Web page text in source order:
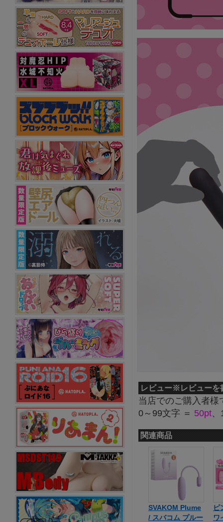
レビュー※レビューを
当店でのご購入者
0～99文字 ＝ 50pt
関連商品
SVAKOM Plume
/ スバコム プルー
ピ
ワ